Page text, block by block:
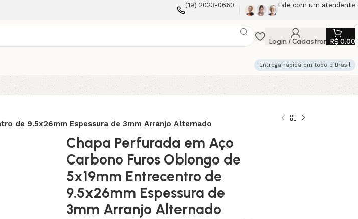
(19) 2023-0660 Fale com um atendente
Login / Cadastrar R$ 0,00
Entrega rápida em todo o Brasil
de 9.5x26mm Espessura de 3mm Arranjo Alternado
Chapa Perfurada em Aço
Carbono Furos Oblongo de
5x19mm Entrecentro de
9.5x26mm Espessura de
3mm Arranjo Alternado